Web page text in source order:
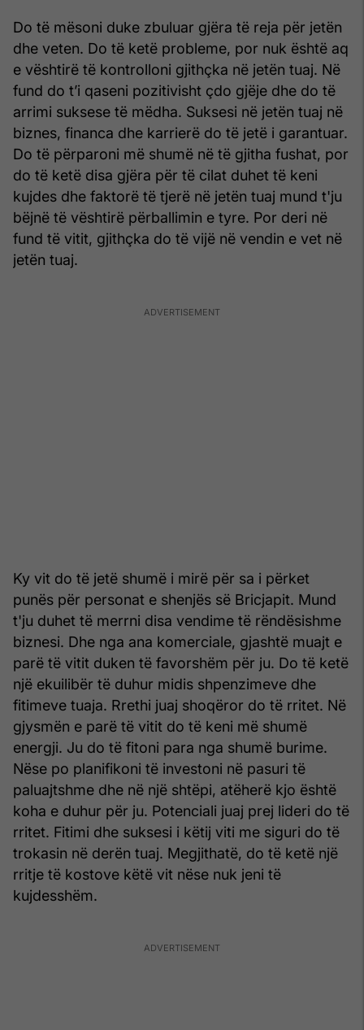
Do të mësoni duke zbuluar gjëra të reja për jetën
dhe veten. Do të ketë probleme, por nuk është aq
e vështirë të kontrolloni gjithçka në jetën tuaj. Në
fund do t’i qaseni pozitivisht çdo gjëje dhe do të
arrimi suksese të mëdha. Suksesi në jetën tuaj në
biznes, financa dhe karrierë do të jetë i garantuar.
Do të përparoni më shumë në të gjitha fushat, por
do të ketë disa gjëra për të cilat duhet të keni
kujdes dhe faktorë të tjerë në jetën tuaj mund t'ju
bëjnë të vështirë përballimin e tyre. Por deri në
fund të vitit, gjithçka do të vijë në vendin e vet në
jetën tuaj.
Ky vit do të jetë shumë i mirë për sa i përket
punës për personat e shenjës së Bricjapit. Mund
t'ju duhet të merrni disa vendime të rëndësishme
biznesi. Dhe nga ana komerciale, gjashtë muajt e
parë të vitit duken të favorshëm për ju. Do të ketë
një ekuilibër të duhur midis shpenzimeve dhe
fitimeve tuaja. Rrethi juaj shoqëror do të rritet. Në
gjysmën e parë të vitit do të keni më shumë
energji. Ju do të fitoni para nga shumë burime.
Nëse po planifikoni të investoni në pasuri të
paluajtshme dhe në një shtëpi, atëherë kjo është
koha e duhur për ju. Potenciali juaj prej lideri do të
rritet. Fitimi dhe suksesi i këtij viti me siguri do të
trokasin në derën tuaj. Megjithatë, do të ketë një
rritje të kostove këtë vit nëse nuk jeni të
kujdesshëm.